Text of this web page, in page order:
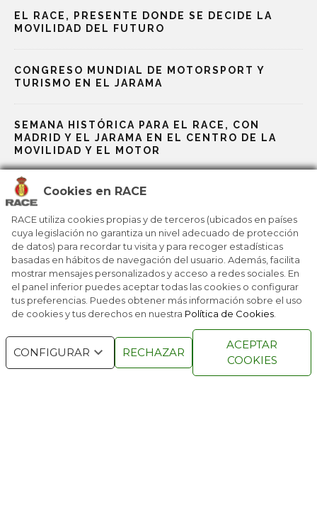
Cookies en RACE
RACE utiliza cookies propias y de terceros (ubicados en países
cuya legislación no garantiza un nivel adecuado de protección
de datos) para recordar tu visita y para recoger estadísticas
basadas en hábitos de navegación del usuario. Además, facilita
mostrar mensajes personalizados y acceso a redes sociales. En
el panel inferior puedes aceptar todas las cookies o configurar
tus preferencias. Puedes obtener más información sobre el uso
de cookies y tus derechos en nuestra Política de Cookies
CONFIGURAR RECHAZAR
ACEPTAR
COOKIES
EL RACE, PRESENTE DONDE SE DECIDE LA
MOVILIDAD DEL FUTURO
CONGRESO MUNDIAL DE MOTORSPORT Y
TURISMO EN EL JARAMA
SEMANA HISTÓRICA PARA EL RACE, CON
MADRID Y EL JARAMA EN EL CENTRO DE LA
MOVILIDAD Y EL MOTOR
EL CIRCUITO DE MADRID JARAMA-RACE ENTRA
EN LA ÉLITE MUNDIAL DE LA FÓRMULA E
EL CIRCUITO DE MADRID JARAMA–RACE SE
CONECTA A LA FÓRMULA E
TODOS LOS DERECHOS
RESERVADOS